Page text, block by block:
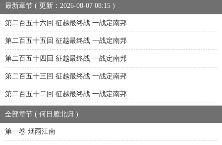
最新章节 ( 更新：2026-08-07 08:15 )
第二百五十六回 征越最终战 一战定南邦
第二百五十五回 征越最终战 一战定南邦
第二百五十四回 征越最终战 一战定南邦
第二百五十三回 征越最终战 一战定南邦
第二百五十二回 征越最终战 一战定南邦
全部章节 ( 何日雁北归 )
第一卷 烟雨江南